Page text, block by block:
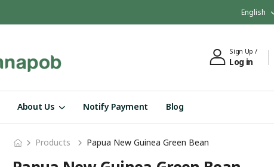
English
Sign Up /
Log in
About Us Notify Payment Blog
Products Papua New Guinea Green Bean